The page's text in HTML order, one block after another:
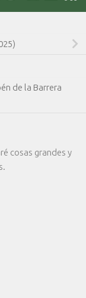
de la Barrera
cosas grandes y